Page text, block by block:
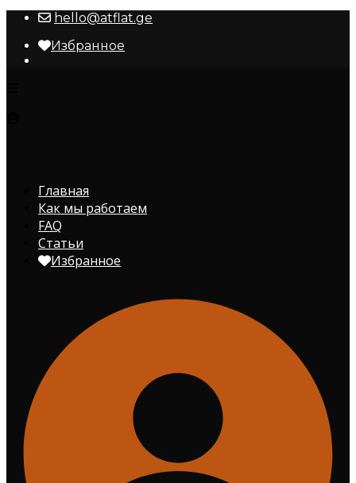
hello@atflat.ge
Избранное
Главная
Как мы работаем
FAQ
Статьи
Избранное